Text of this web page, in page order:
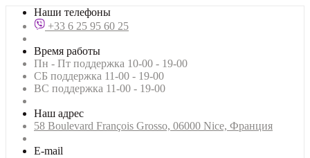
Наши телефоны
+33 6 25 95 60 25
Время работы
Пн - Пт поддержка 10-00 - 19-00
СБ поддержка 11-00 - 19-00
ВС поддержка 11-00 - 19-00
Наш адрес
58 Boulevard François Grosso, 06000 Nice, Франция
E-mail